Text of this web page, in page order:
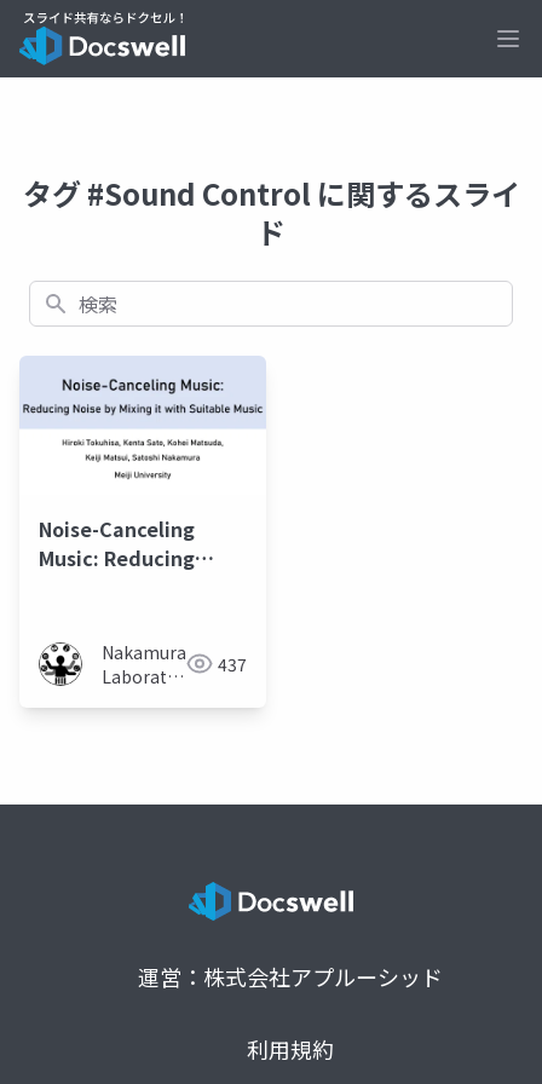
タグ #Sound Control に関するスライ
ド
検索
Noise-Canceling
Music: Reducing
Nakamura
Laboratory
437
運営：株式会社アプルーシッド
利用規約